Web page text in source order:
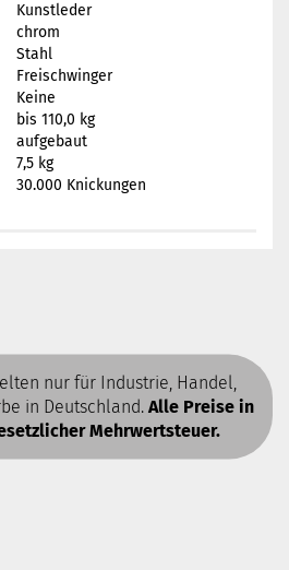
Kunstleder
chrom
Stahl
Freischwinger
Keine
bis 110,0 kg
aufgebaut
7,5 kg
30.000 Knickungen
nur für Industrie, Handel,
in Deutschland. Alle Preise in
Mehrwertsteuer.